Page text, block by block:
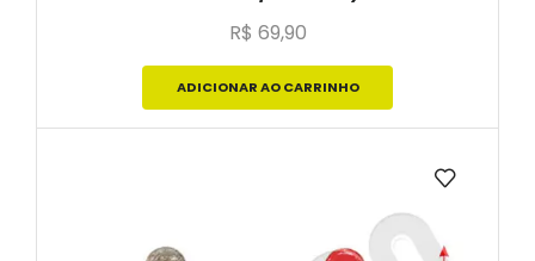
R$ 69,90
ADICIONAR AO CARRINHO